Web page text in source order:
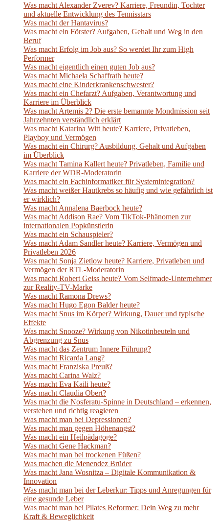
Was macht Alexander Zverev? Karriere, Freundin, Tochter
und aktuelle Entwicklung des Tennisstars
Was macht der Hantavirus?
Was macht ein Förster? Aufgaben, Gehalt und Weg in den
Beruf
Was macht Erfolg im Job aus? So werdet Ihr zum High
Performer
Was macht eigentlich einen guten Job aus?
Was macht Michaela Schaffrath heute?
Was macht eine Kinderkrankenschwester?
Was macht ein Chefarzt? Aufgaben, Verantwortung und
Karriere im Überblick
Was macht Artemis 2? Die erste bemannte Mondmission seit
Jahrzehnten verständlich erklärt
Was macht Katarina Witt heute? Karriere, Privatleben,
Playboy und Vermögen
Was macht ein Chirurg? Ausbildung, Gehalt und Aufgaben
im Überblick
Was macht Tamina Kallert heute? Privatleben, Familie und
Karriere der WDR-Moderatorin
Was macht ein Fachinformatiker für Systemintegration?
Was macht weißer Hautkrebs so häufig und wie gefährlich ist
er wirklich?
Was macht Annalena Baerbock heute?
Was macht Addison Rae? Vom TikTok-Phänomen zur
internationalen Popkünstlerin
Was macht ein Schauspieler?
Was macht Adam Sandler heute? Karriere, Vermögen und
Privatleben 2026
Was macht Sonja Zietlow heute? Karriere, Privatleben und
Vermögen der RTL-Moderatorin
Was macht Robert Geiss heute? Vom Selfmade-Unternehmer
zur Reality-TV-Marke
Was macht Ramona Drews?
Was macht Hugo Egon Balder heute?
Was macht Snus im Körper? Wirkung, Dauer und typische
Effekte
Was macht Snooze? Wirkung von Nikotinbeuteln und
Abgrenzung zu Snus
Was macht das Zentrum Innere Führung?
Was macht Ricarda Lang?
Was macht Franziska Preuß?
Was macht Carina Walz?
Was macht Eva Kaili heute?
Was macht Claudia Obert?
Was macht die Nosferatu-Spinne in Deutschland – erkennen,
verstehen und richtig reagieren
Was macht man bei Depressionen?
Was macht man gegen Höhenangst?
Was macht ein Heilpädagoge?
Was macht Gene Hackman?
Was macht man bei trockenen Füßen?
Was machen die Menendez Brüder
Was macht Jana Wosnitza – Digitale Kommunikation &
Innovation
Was macht man bei der Leberkur: Tipps und Anregungen für
eine gesunde Leber
Was macht man bei Pilates Reformer: Dein Weg zu mehr
Kraft & Beweglichkeit